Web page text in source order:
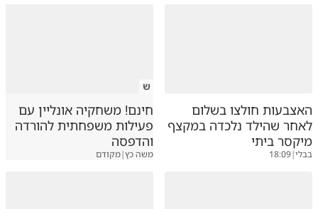
האצבעות חולצו בשלום
לאחר שהילד נלכדה במקצף
מיקסר ביתי
בבלי|
18:09
ש
חינם! משחקיה אונליין עם
פעילות משפחתית להורדה
והדפסה
משה כץ|מקודם